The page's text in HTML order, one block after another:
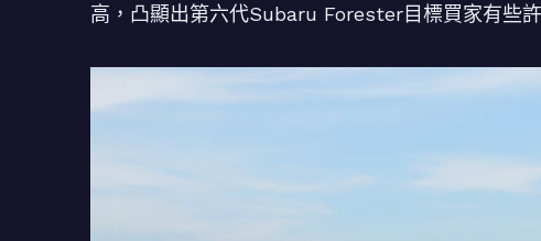
高，凸顯出第六代Subaru Forester目標買家有些許